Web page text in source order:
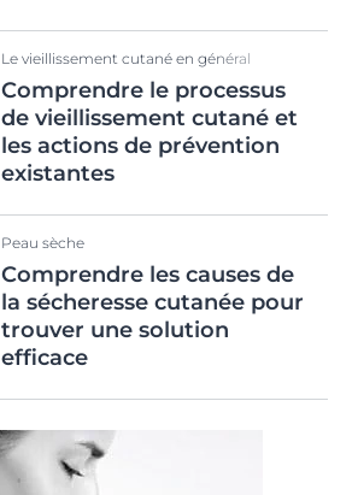
Le vieillissement cutané en général
Comprendre le processus
de vieillissement cutané et
les actions de prévention
existantes
Peau sèche
Comprendre les causes de
la sécheresse cutanée pour
trouver une solution
efficace